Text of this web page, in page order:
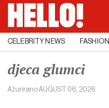
CELEBRITY NEWS FASHION
djeca glumci
AžuriranoAUGUST 06, 2026